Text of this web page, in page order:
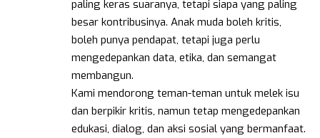
paling keras suaranya, tetapi siapa yang paling
besar kontribusinya. Anak muda boleh kritis,
boleh punya pendapat, tetapi juga perlu
mengedepankan data, etika, dan semangat
membangun.
Kami mendorong teman-teman untuk melek isu
dan berpikir kritis, namun tetap mengedepankan
edukasi, dialog, dan aksi sosial yang bermanfaat.